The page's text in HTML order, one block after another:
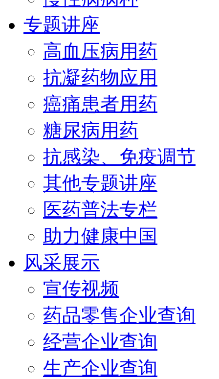
专题讲座
高血压病用药
抗凝药物应用
癌痛患者用药
糖尿病用药
抗感染、免疫调节
其他专题讲座
医药普法专栏
助力健康中国
风采展示
宣传视频
药品零售企业查询
经营企业查询
生产企业查询